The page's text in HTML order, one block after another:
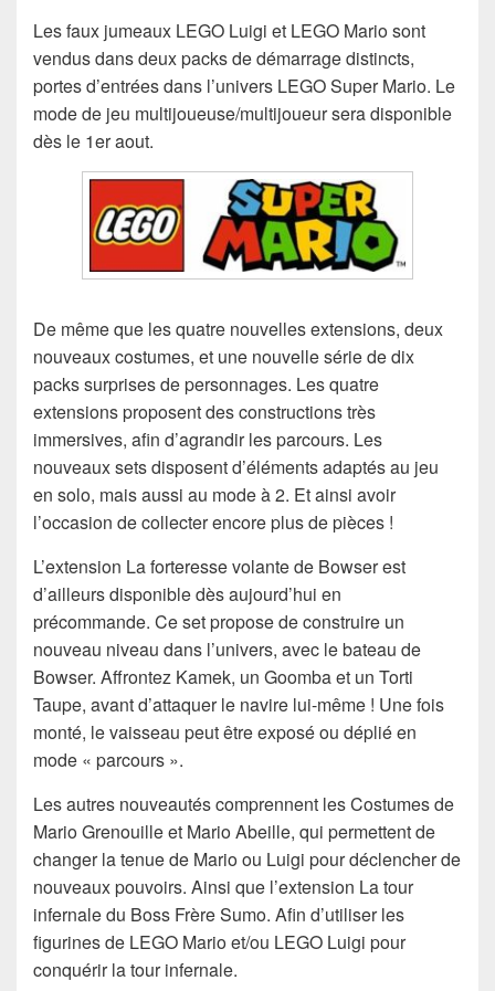
Les faux jumeaux LEGO Luigi et LEGO Mario sont
vendus dans deux packs de démarrage distincts,
portes d’entrées dans l’univers LEGO Super Mario. Le
mode de jeu multijoueuse/multijoueur sera disponible
dès le 1er aout.
De même que les quatre nouvelles extensions, deux
nouveaux costumes, et une nouvelle série de dix
packs surprises de personnages. Les quatre
extensions proposent des constructions très
immersives, afin d’agrandir les parcours. Les
nouveaux sets disposent d’éléments adaptés au jeu
en solo, mais aussi au mode à 2. Et ainsi avoir
l’occasion de collecter encore plus de pièces !
L’extension La forteresse volante de Bowser est
d’ailleurs disponible dès aujourd’hui en
précommande. Ce set propose de construire un
nouveau niveau dans l’univers, avec le bateau de
Bowser. Affrontez Kamek, un Goomba et un Torti
Taupe, avant d’attaquer le navire lui-même ! Une fois
monté, le vaisseau peut être exposé ou déplié en
mode « parcours ».
Les autres nouveautés comprennent les Costumes de
Mario Grenouille et Mario Abeille, qui permettent de
changer la tenue de Mario ou Luigi pour déclencher de
nouveaux pouvoirs. Ainsi que l’extension La tour
infernale du Boss Frère Sumo. Afin d’utiliser les
figurines de LEGO Mario et/ou LEGO Luigi pour
conquérir la tour infernale.